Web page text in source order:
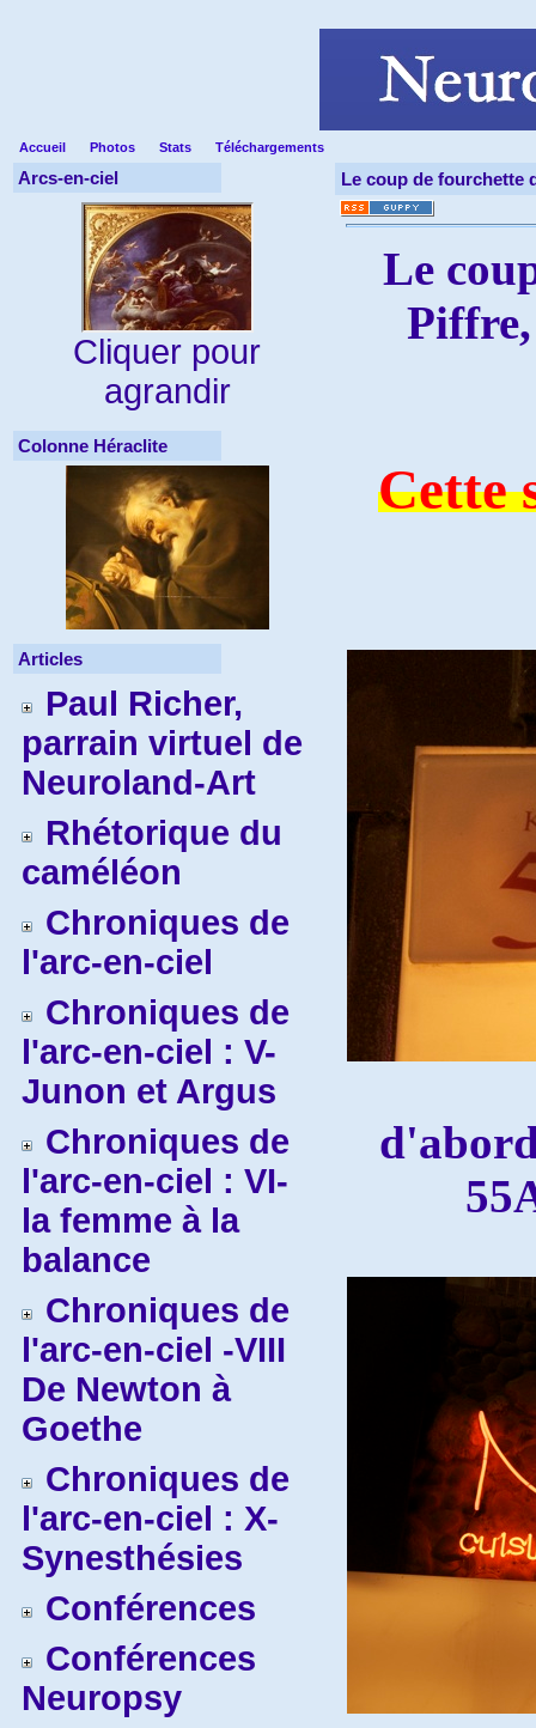
Accueil Photos Stats Téléchargements
Arcs-en-ciel
Cliquer pour
agrandir
Colonne Héraclite
Articles
Paul Richer,
parrain virtuel de
Neuroland-Art
Rhétorique du
caméléon
Chroniques de
l'arc-en-ciel
Chroniques de
l'arc-en-ciel : V-
Junon et Argus
Chroniques de
l'arc-en-ciel : VI-
la femme à la
balance
Chroniques de
l'arc-en-ciel -VIII
De Newton à
Goethe
Chroniques de
l'arc-en-ciel : X-
Synesthésies
Conférences
Conférences
Neuropsy
Le coup de fourchette
Le
Cette